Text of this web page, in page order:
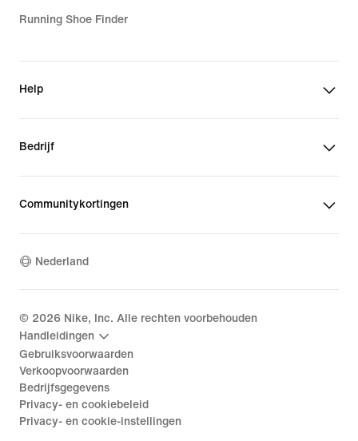
Running Shoe Finder
Help
Bedrijf
Communitykortingen
Nederland
© 2026 Nike, Inc. Alle rechten voorbehouden
Handleidingen
Gebruiksvoorwaarden
Verkoopvoorwaarden
Bedrijfsgegevens
Privacy- en cookiebeleid
Privacy- en cookie-instellingen